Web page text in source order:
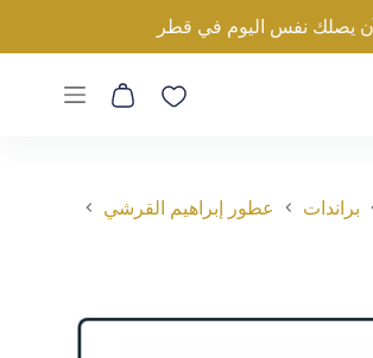
إضافة إلى السلة
يصلك نفس اليوم في قطر
عربة
براندات
عطور إبراهيم القرشي